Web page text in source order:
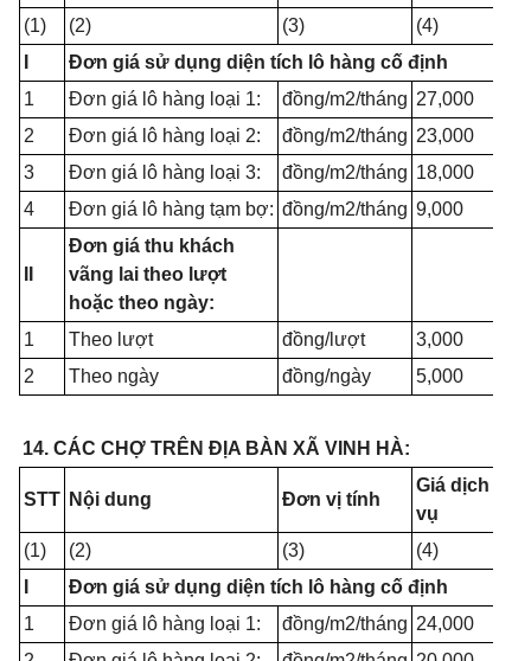
(1)
(2) (3)
(4)
Đơn giá sử dụng diện tích lô hàng cố định
1
Đơn giá lô hàng loại 1: đồng/m2/tháng 27,000
2
Đơn giá lô hàng loại 2: đồng/m2/tháng 23,000
3
Đơn giá lô hàng loại 3: đồng/m2/tháng 18,000
4
Đơn giá lô hàng tạm bợ: đồng/m2/tháng 9,000
Đơn giá thu khách
vãng lai theo lượt
hoặc theo ngày:
1
Theo lượt đồng/lượt
3,000
2
Theo ngày đồng/ngày 5,000
14. CÁC CHỢ TRÊN ĐỊA BÀN XÃ VINH HÀ:
STT Nội dung Đơn vị tính
Giá dịch
vụ
(1)
(2) (3)
(4)
Đơn giá sử dụng diện tích lô hàng cố định
1
Đơn giá lô hàng loại 1: đồng/m2/tháng 24,000